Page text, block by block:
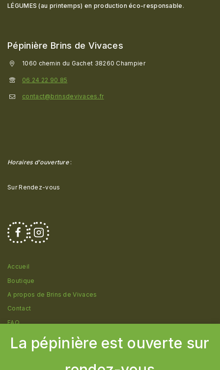
La pépinière est ouverte sur
LÉGUMES (au printemps) en production éco-responsable .
Pépinière Brins de Vivaces
1060 chemin du Gachet 38260 Champier
06 24 22 90 85
contact@brinsdevivaces.fr
Horaires d'ouverture:
Sur Rendez-vous
Accueil
Boutique
A propos de Brins de Vivaces
Contact
FAQ
© 2026 Pépinière Brins de Vivaces - Création